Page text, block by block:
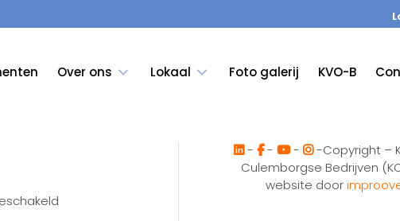
Over ons Lokaal Foto galerij KVO-B
- - -
-Copyright –
Culemborgse Bedrijven
website door